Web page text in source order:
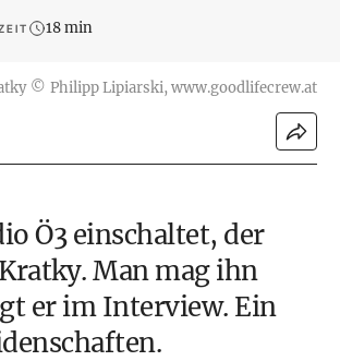
18 min
© Philipp Lipiarski, www.goodlifecrew.at
Ö3 einschaltet, der
Man mag ihn
er im Interview. Ein